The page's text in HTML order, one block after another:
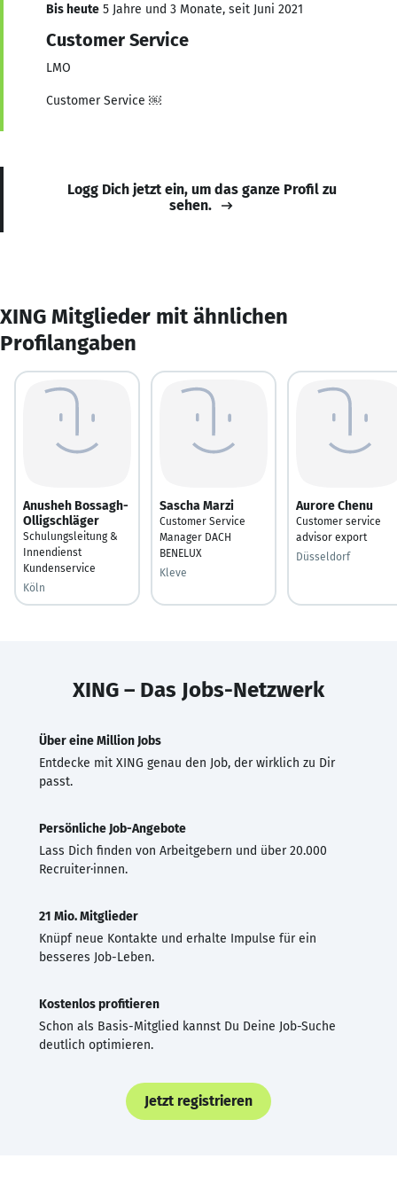
Bis heute 5 Jahre und 3 Monate, seit Juni 2021
Customer Service
LMO
Customer Service ￼
Logg Dich jetzt ein, um das ganze Profil zu
sehen.
XING Mitglieder mit ähnlichen
Profilangaben
Anusheh Bossagh-
Olligschläger
Schulungsleitung &
Innendienst
Kundenservice
Köln
Sascha Marzi
Customer Service
Manager DACH
BENELUX
Kleve
Aurore Chenu
Customer service
advisor export
Düsseldorf
XING – Das Jobs-Netzwerk
Über eine Million Jobs
Entdecke mit XING genau den Job, der wirklich zu Dir
passt.
Persönliche Job-Angebote
Lass Dich finden von Arbeitgebern und über 20.000
Recruiter·innen.
21 Mio. Mitglieder
Knüpf neue Kontakte und erhalte Impulse für ein
besseres Job-Leben.
Kostenlos profitieren
Schon als Basis-Mitglied kannst Du Deine Job-Suche
deutlich optimieren.
Jetzt registrieren